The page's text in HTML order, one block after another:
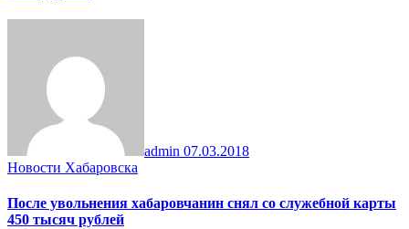
admin 07.03.2018
Новости Хабаровска
После увольнения хабаровчанин снял со служебной карты
450 тысяч рублей